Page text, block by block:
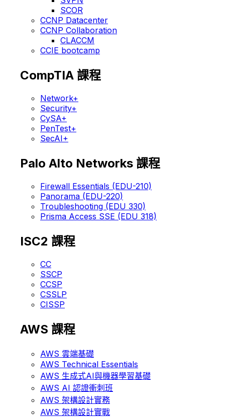
SCOR
CCNP Datacenter
CCNP Collaboration
CLACCM
CCIE bootcamp
CompTIA 課程
Network+
Security+
CySA+
PenTest+
SecAI+
Palo Alto Networks 課程
Firewall Essentials (EDU-210)
Panorama (EDU-220)
Troubleshooting (EDU 330)
Prisma Access SSE (EDU 318)
ISC2 課程
CC
SSCP
CCSP
CSSLP
CISSP
AWS 課程
AWS 雲端基礎
AWS Technical Essentials
AWS 生成式AI與機器學習基礎
AWS AI 認證衝刺班
AWS 架構設計實務
AWS 架構設計實戰